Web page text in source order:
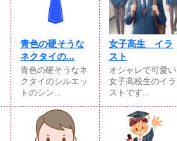
青色の硬そうな
ネクタイの...
青色の硬そうなネ
クタイのシルエッ
トのシン...
女子高生 イラ
スト
オシャレで可愛い
女子高校生のイラ
ストです...